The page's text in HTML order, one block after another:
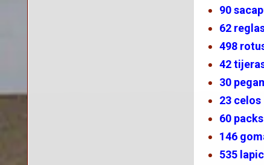
90
62
498
42
30
23 celos
60
146
535